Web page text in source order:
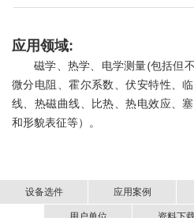
应用领域:
磁学、热学、电学测量(包括但
微分电阻、霍尔系数、伏安特性、
线、热磁曲线、比热、热电效应、
和形貌表征等）。
设备选件 应用案例